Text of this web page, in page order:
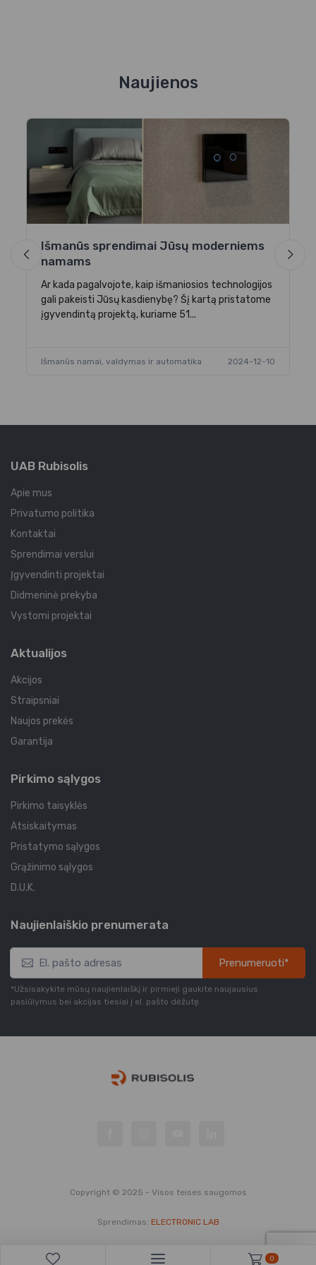
Naujienos
Išmanūs sprendimai Jūsų moderniems
namams
Ar kada pagalvojote, kaip išmaniosios technologijos
gali pakeisti Jūsų kasdienybę? Šį kartą pristatome
įgyvendintą projektą, kuriame 51...
Išmanūs namai, valdymas ir automatika 2024-12-10
UAB Rubisolis
Apie mus
Privatumo politika
Kontaktai
Sprendimai verslui
Įgyvendinti projektai
Didmeninė prekyba
Vystomi projektai
Aktualijos
Akcijos
Straipsniai
Naujos prekės
Garantija
Pirkimo sąlygos
Pirkimo taisyklės
Atsiskaitymas
Pristatymo sąlygos
Grąžinimo sąlygos
D.U.K.
Naujienlaiškio prenumerata
Prenumeruoti*
*Užsisakykite mūsų naujienlaiškį ir pirmieji gaukite naujausius
pasiūlymus bei akcijas tiesiai į el. pašto dėžutę.
Copyright © 2025 - Visos teises saugomos
Sprendimas: ELECTRONIC LAB
0